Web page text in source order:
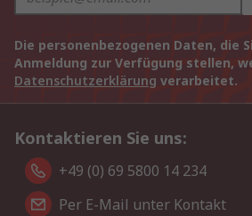
Die personenbezogenen Daten, die
Anmeldung zur Verfügung stellen,
Datenschutzerklärung verarbeitet.
Kontaktieren Sie uns:
+49 (0) 69 5800 14 234
Per E-Mail unter Kontakt